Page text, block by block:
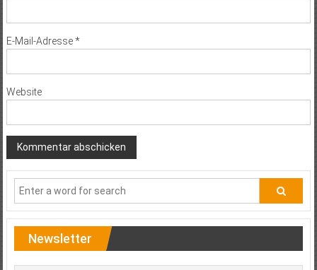
E-Mail-Adresse*
Website
Newsletter